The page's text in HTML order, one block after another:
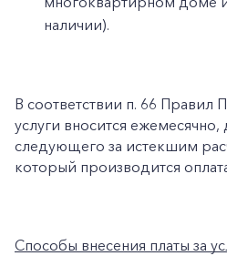
наличии).
В соответствии п. 66 Правил
услуги вносится ежемесячно,
следующего за истекшим
который производится
Способы внесения платы за